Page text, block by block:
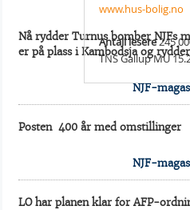
www.hus-bolig.no
Antall lesere245
TNS Gallup MU
Nå rydder Turnus bomber NJFs
er på plass i Kambodsja og
NJF-
Posten  400 år med omstillinger
NJF-
LO har planen klar for AFP-